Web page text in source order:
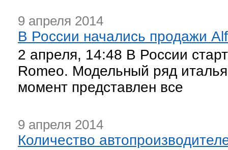
9 апреля 2014
В России начались продажи
2 апреля, 14:48 В России
Romeo. Модельный ряд
момент представлен все
9 апреля 2014
Количество